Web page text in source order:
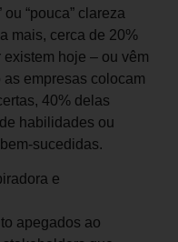
“pouca” clareza
mais, cerca de 20%
hoje – ou vêm
empresas colocam
40% delas
habilidades ou
sucedidas.
e
apegados ao